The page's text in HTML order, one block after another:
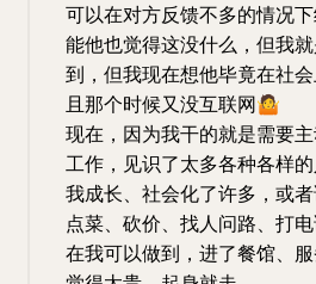
可以在对方反馈不多的情况
能他也觉得这没什么，但我
到，但我现在想他毕竟在社
且那个时候又没互联网🤷
现在，因为我干的就是需要
工作，见识了太多各种各样
我成长、社会化了许多，或
点菜、砍价、找人问路、打
在我可以做到，进了餐馆、